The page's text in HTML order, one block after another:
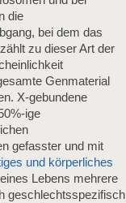
die
bei dem das
zu dieser Art der
Genmaterial
X-gebundene
ige
gefasster und mit
und körperliches
Lebens mehrere
geschlechtsspezifisch